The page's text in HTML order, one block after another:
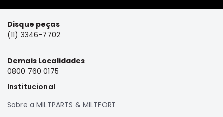
ASX
Sport
e
GL,
Disque peças
(11) 3346-7702
Demais Localidades
0800 760 0175
Institucional
Sobre a MILTPARTS & MILTFORT